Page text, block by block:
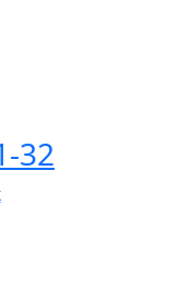
32